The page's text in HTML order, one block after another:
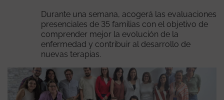
Durante una semana, acogerá las evaluaciones
presenciales de 35 familias con el objetivo de
comprender mejor la evolución de la
enfermedad y contribuir al desarrollo de
nuevas terapias.